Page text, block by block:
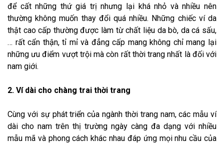
để cất những thứ giá trị nhưng lại khá nhỏ và nhiều nên
thường không muốn thay đổi quá nhiều. Những chiếc ví da
thật cao cấp thường được làm từ chất liệu da bò, da cá sấu,
… rất cẩn thận, tỉ mỉ và đẳng cấp mang không chỉ mang lại
những ưu điểm vượt trội mà còn rất thời trang nhất là đối với
nam giới.
2. Ví dài cho chàng trai thời trang
Cùng với sự phát triển của ngành thời trang nam, các mẫu ví
dài cho nam trên thị trường ngày càng đa dạng với nhiều
mẫu mã và phong cách khác nhau đáp ứng mọi nhu cầu của